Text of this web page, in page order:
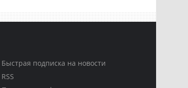
Быстрая подписка на новости
RSS